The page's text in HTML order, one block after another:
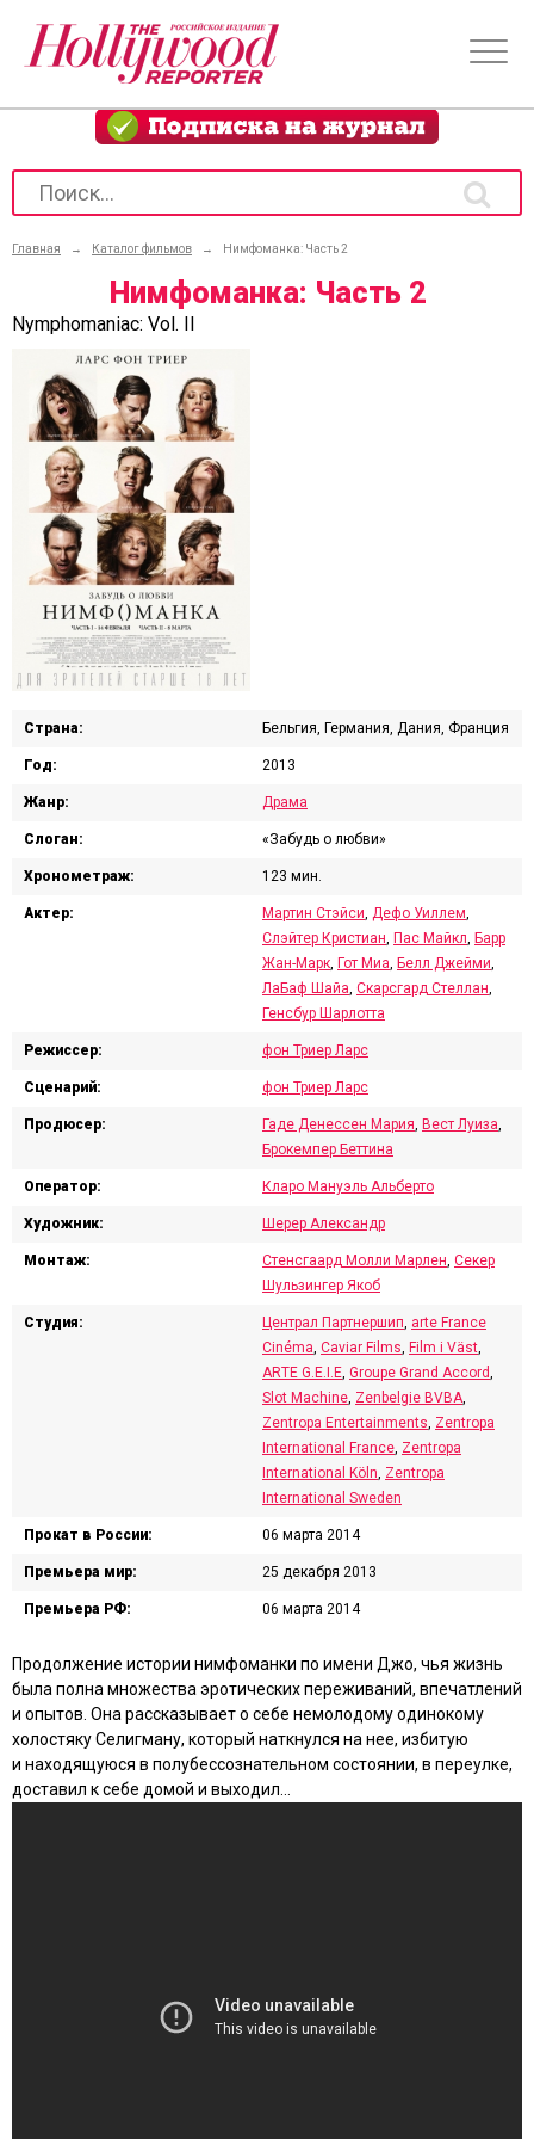
Главная → Каталог фильмов → Нимфоманка: Часть 2
Нимфоманка: Часть 2
Nymphomaniac: Vol. II
Страна: Бельгия, Германия, Дания, Франция
Год: 2013
Жанр: Драма
Слоган: «Забудь о любви»
Хронометраж: 123 мин.
Актер: Мартин Стэйси, Дефо Уиллем,
Слэйтер Кристиан, Пас Майкл, Барр
Жан-Марк, Гот Миа, Белл Джейми,
ЛаБаф Шайа, Скарсгард Стеллан,
Генсбур Шарлотта
Режиссер: фон Триер Ларс
Сценарий: фон Триер Ларс
Продюсер: Гаде Денессен Мария, Вест Луиза,
Брокемпер Беттина
Оператор: Кларо Мануэль Альберто
Художник: Шерер Александр
Монтаж: Стенсгаард Молли Марлен, Секер
Шульзингер Якоб
Студия: Централ Партнершип, arte France
Cinéma, Caviar Films, Film i Väst,
ARTE G.E.I.E, Groupe Grand Accord,
Slot Machine, Zenbelgie BVBA,
Zentropa Entertainments, Zentropa
International France, Zentropa
International Köln, Zentropa
International Sweden
Прокат в России: 06 марта 2014
Премьера мир: 25 декабря 2013
Премьера РФ: 06 марта 2014
Продолжение истории нимфоманки по имени Джо, чья жизнь
была полна множества эротических переживаний, впечатлений
и опытов. Она рассказывает о себе немолодому одинокому
холостяку Селигману, который наткнулся на нее, избитую
и находящуюся в полубессознательном состоянии, в переулке,
доставил к себе домой и выходил…